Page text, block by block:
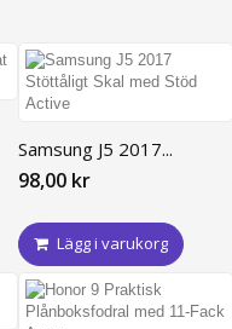
Samsung J5 2017...
98,00 kr
Lägg i varukorg